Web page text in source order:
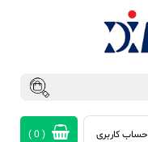
حساب کاربری (
0
)